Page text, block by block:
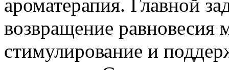
ароматерапия. Главной
возвращение
стимулирование и